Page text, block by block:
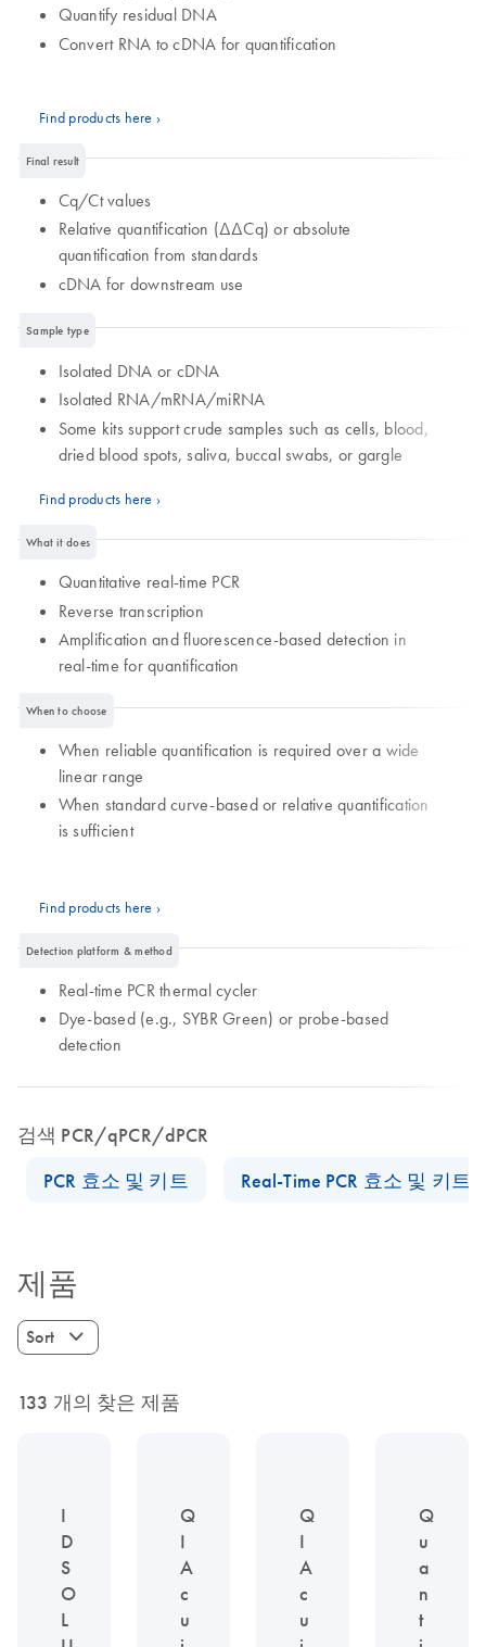
Quantify residual DNA
Convert RNA to cDNA for quantification
Find products here ›
Final result
Cq/Ct values
Relative quantification (ΔΔCq) or absolute
quantification from standards
cDNA for downstream use
Sample type
Isolated DNA or cDNA
Isolated RNA/mRNA/miRNA
Some kits support crude samples such as cells, blood,
dried blood spots, saliva, buccal swabs, or gargle
Find products here ›
What it does
Quantitative real-time PCR
Reverse transcription
Amplification and fluorescence-based detection in
real-time for quantification
When to choose
When reliable quantification is required over a wide
linear range
When standard curve-based or relative quantification
is sufficient
Find products here ›
Detection platform & method
Real-time PCR thermal cycler
Dye-based (e.g., SYBR Green) or probe-based
detection
검색 PCR/qPCR/dPCR
PCR 효소 및 키트
Real-Time PCR 효소 및 키트
제품
Sort
133 개의 찾은 제품
I
D
S
O
L
Q
I
A
c
u
Q
I
A
c
u
Q
u
a
n
t